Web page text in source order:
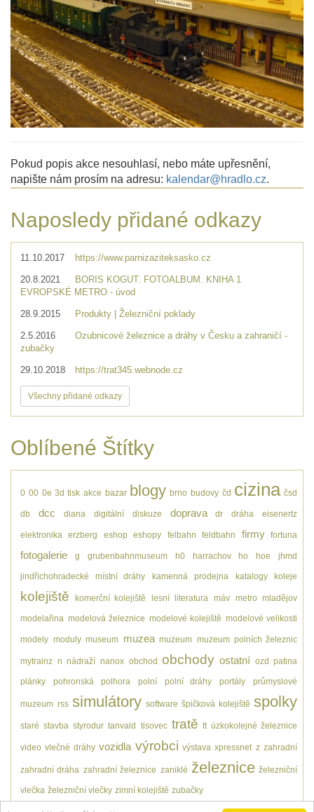
Pokud popis akce nesouhlasí, nebo máte upřesnění,
napište nám prosím na adresu: kalendar@hradlo.cz.
Naposledy přidané odkazy
11.10.2017 https://www.parnizaziteksasko.cz
20.8.2021
BORIS KOGUT. FOTOALBUM. KNIHA 1
EVROPSKÉ METRO - úvod
28.9.2015 Produkty | Železniční poklady
2.5.2016
Ozubnicové železnice a dráhy v Česku a zahraničí -
zubačky
29.10.2018 https://trat345.webnode.cz
Všechny přidané odkazy
Oblíbené Štítky
0 00 0e 3d tisk akce bazar blogy brno budovy čd cizina čsd
db dcc diana digitální diskuze doprava dr dráha eisenertz
elektronika erzberg eshop eshopy felbahn feldbahn firmy fortuna
fotogalerie g grubenbahnmuseum h0 harrachov ho hoe jhmd
jindřichohradecké místní dráhy kamenná prodejna katalogy koleje
kolejiště komerční kolejiště lesní literatura máv metro mladějov
modelařina modelová železnice modelové kolejiště modelové velikosti
modely moduly museum muzea muzeum muzeum polních železnic
mytrainz n nádraží nanox obchod obchody ostatní ozd patina
plánky pohronská polhora polní polní dráhy portály průmyslové
muzeum rss simulátory software špičková kolejiště spolky
staré stavba styrodur tanvald tisovec tratě tt úzkokolejné železnice
video vlečné dráhy vozidla výrobci výstava xpressnet z zahradní
zahradní dráha zahradní železnice zaniklé železnice železniční
vlečka železniční vlečky zimní kolejiště zubačky